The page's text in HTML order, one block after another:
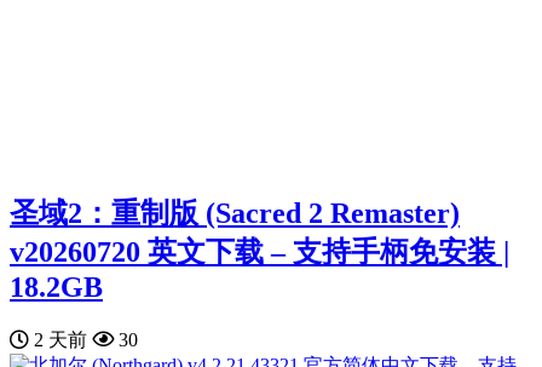
圣域2：重制版 (Sacred 2 Remaster)
v20260720 英文下载 – 支持手柄免安装 |
18.2GB
2 天前 30